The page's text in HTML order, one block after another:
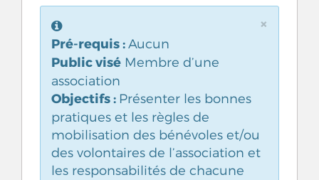
×
Pré-requis :Aucun
Public visé Membre d’une
association
Objectifs : Présenter les bonnes
pratiques et les règles de
mobilisation des bénévoles et/ou
des volontaires de l’association et
les responsabilités de chacune